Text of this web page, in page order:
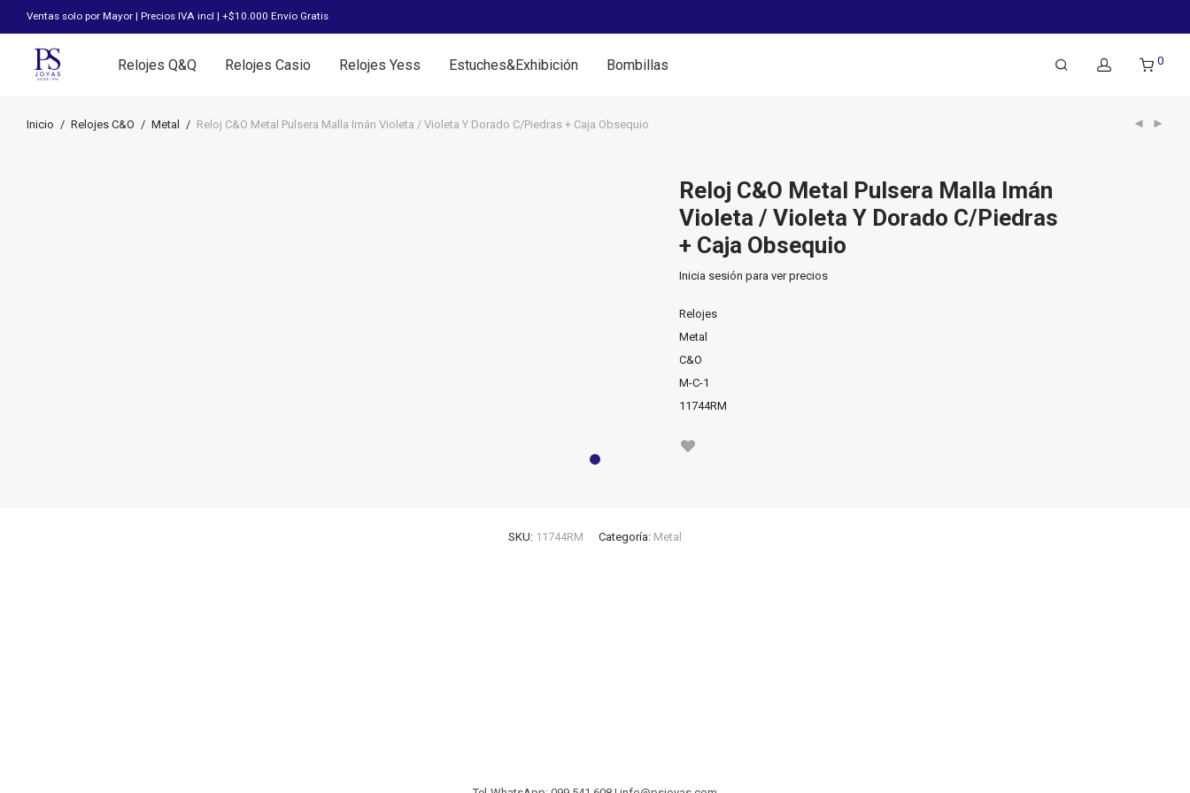
Ventas solo por Mayor | Precios IVA incl | +$10.000 Envío Gratis
Relojes Q&Q Relojes Casio Relojes Yess Estuches&Exhibición Bombillas 0
Inicio / Relojes C&O / Metal / Reloj C&O Metal Pulsera Malla Imán Violeta / Violeta Y Dorado C/Piedras + Caja Obsequio
Reloj C&O Metal Pulsera Malla Imán
Violeta / Violeta Y Dorado C/Piedras
+ Caja Obsequio
Inicia sesión para ver precios
Relojes
Metal
C&O
M-C-1
11744RM
SKU: 11744RM Categoría: Metal